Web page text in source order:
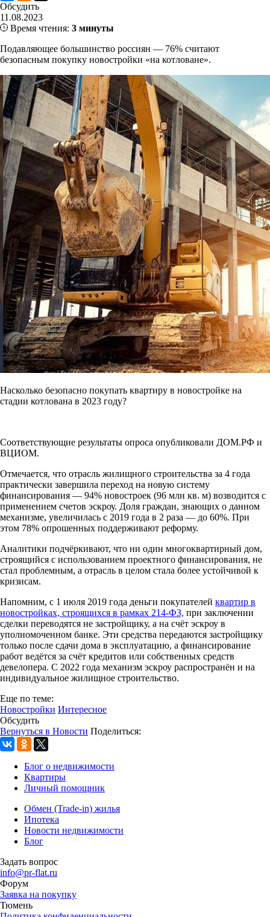
Обсудить
11.08.2023
Время чтения: 3 минуты
Подавляющее большинство россиян — 76% считают
безопасным покупку новостройки «на котловане».
Насколько безопасно покупать квартиру в новостройке на
стадии котлована в 2023 году?
Соответствующие результаты опроса опубликовали ДОМ.РФ и
ВЦИОМ.
Отмечается, что отрасль жилищного строительства за 4 года
практически завершила переход на новую систему
финансирования — 94% новостроек (96 млн кв. м) возводится с
применением счетов эскроу. Доля граждан, знающих о данном
механизме, увеличилась с 2019 года в 2 раза — до 60%. При
этом 78% опрошенных поддерживают реформу.
Аналитики подчёркивают, что ни один многоквартирный дом,
строящийся с использованием проектного финансирования, не
стал проблемным, а отрасль в целом стала более устойчивой к
кризисам.
Напомним, с 1 июля 2019 года деньги покупателей квартир в
новостройках, строящихся в рамках 214-ФЗ, при заключении
сделки переводятся не застройщику, а на счёт эскроу в
уполномоченном банке. Эти средства передаются застройщику
только после сдачи дома в эксплуатацию, а финансирование
работ ведётся за счёт кредитов или собственных средств
девелопера. С 2022 года механизм эскроу распространён и на
индивидуальное жилищное строительство.
Еще по теме:
Новостройки Интересное
Обсудить
Вернуться в Новости Поделиться:
Блог о недвижимости
Квартиры
Личный помощник
Обмен (Trade-in) жилья
Ипотека
Новости недвижимости
Блог
Задать вопрос
info@pr-flat.ru
Форум
Заявка на покупку
Тюмень